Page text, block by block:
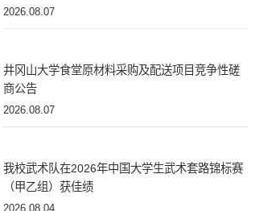
号）
2026.08.07
井冈山大学食堂原材料采购及配送项目竞争性磋
商公告
2026.08.07
我校武术队在2026年中国大学生武术套路锦标赛
（甲乙组）获佳绩
2026.08.04